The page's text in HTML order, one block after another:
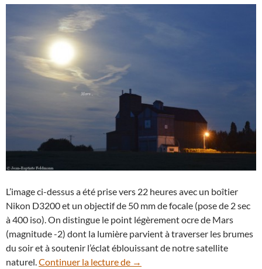
L’image ci-dessus a été prise vers 22 heures avec un boîtier
Nikon D3200 et un objectif de 50 mm de focale (pose de 2 sec
à 400 iso). On distingue le point légèrement ocre de Mars
(magnitude -2) dont la lumière parvient à traverser les brumes
du soir et à soutenir l’éclat éblouissant de notre satellite
naturel.Continuer la lecture de Une Pleine Lune pour
→